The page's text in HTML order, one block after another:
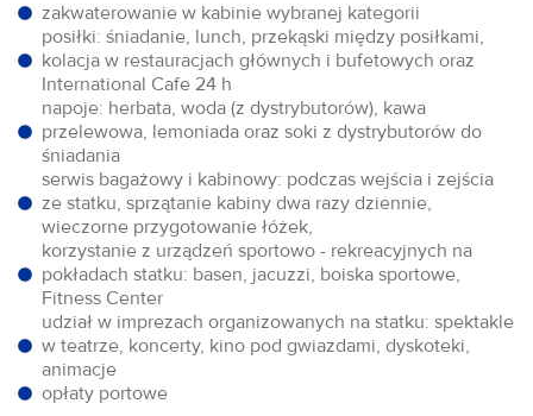
zakwaterowanie w kabinie wybranej kategorii
posiłki: śniadanie, lunch, przekąski między posiłkami,
kolacja w restauracjach głównych i bufetowych oraz
International Cafe 24 h
napoje: herbata, woda (z dystrybutorów), kawa
przelewowa, lemoniada oraz soki z dystrybutorów do
śniadania
serwis bagażowy i kabinowy: podczas wejścia i zejścia
ze statku, sprzątanie kabiny dwa razy dziennie,
wieczorne przygotowanie łóżek,
korzystanie z urządzeń sportowo - rekreacyjnych na
pokładach statku: basen, jacuzzi, boiska sportowe,
Fitness Center
udział w imprezach organizowanych na statku: spektakle
w teatrze, koncerty, kino pod gwiazdami, dyskoteki,
animacje
opłaty portowe